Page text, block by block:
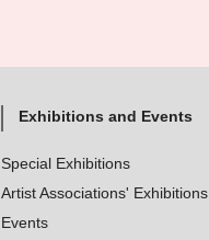
Exhibitions and Events
Special Exhibitions
Artist Associations' Exhibitions
Events